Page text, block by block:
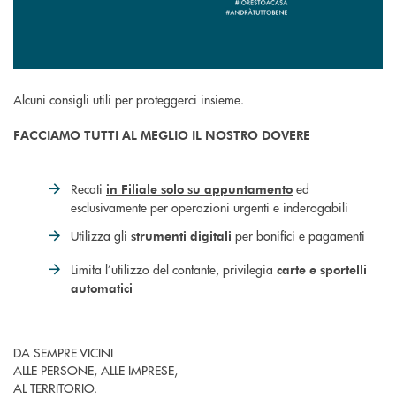
Alcuni consigli utili per proteggerci insieme.
FACCIAMO TUTTI AL MEGLIO IL NOSTRO DOVERE
Recati in Filiale solo su appuntamento ed
esclusivamente per operazioni urgenti e inderogabili
Utilizza gli strumenti digitali per bonifici e pagamenti
Limita l’utilizzo del contante, privilegia carte e sportelli
automatici
DA SEMPRE VICINI
ALLE PERSONE, ALLE IMPRESE,
AL TERRITORIO.